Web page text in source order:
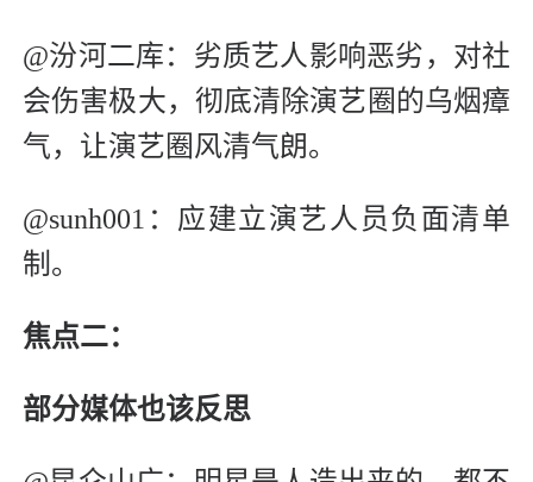
@汾河二库：劣质艺人影响恶劣，对社
会伤害极大，彻底清除演艺圈的乌烟瘴
气，让演艺圈风清气朗。
@sunh001：应建立演艺人员负面清单
制。
焦点二：
部分媒体也该反思